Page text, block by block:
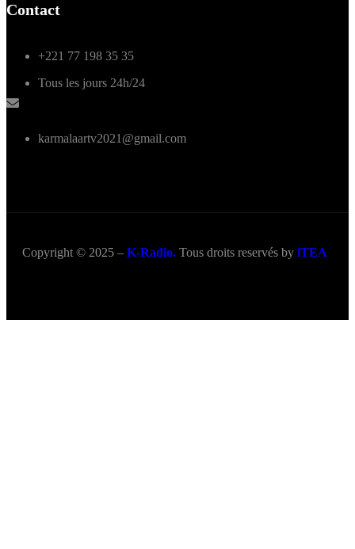
Contact
+221 77 198 35 35
Tous les jours 24h/24
karmalaartv2021@gmail.com
Copyright © 2025 – K-Radio. Tous droits reservés by iTEA